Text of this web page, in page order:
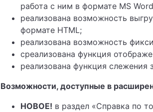
работа с ним в формате MS
реализована возможность
формате HTML;
реализована возможность
среализована функция
реализована функция
Возможности, доступные в
НОВОЕ! в раздел «Справка по